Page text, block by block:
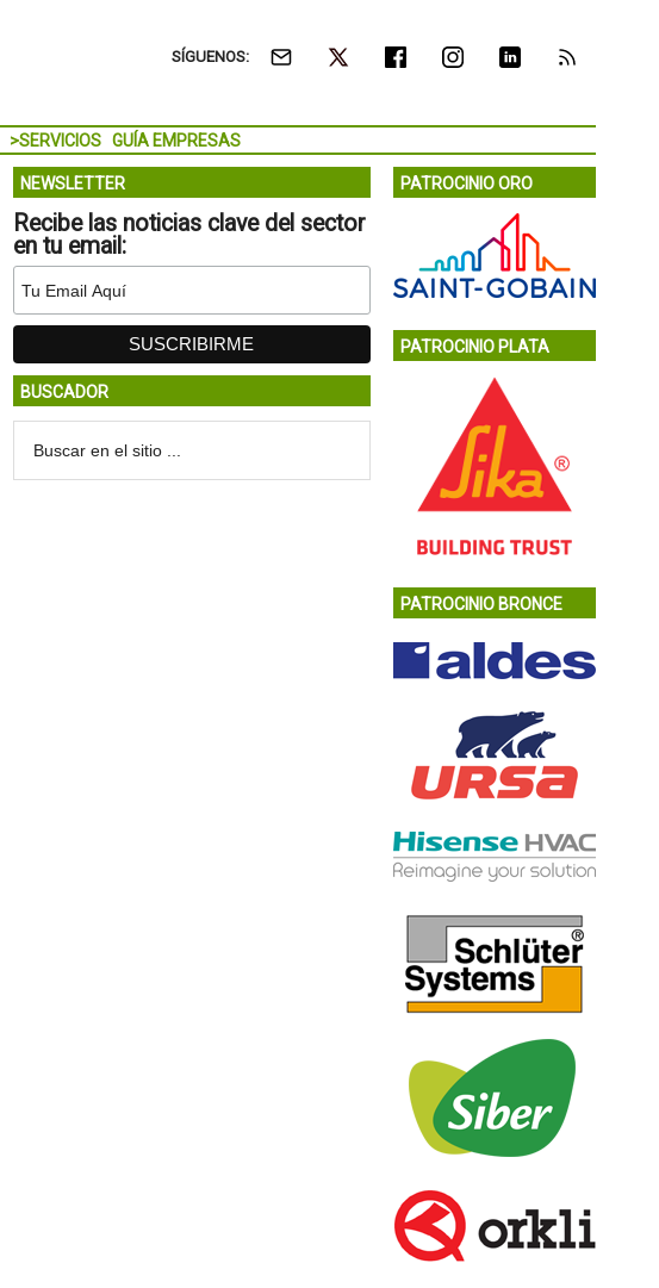
SÍGUENOS:
>SERVICIOS GUÍA EMPRESAS
NEWSLETTER
Recibe las noticias clave del sector
en tu email:
BUSCADOR
PATROCINIO ORO
PATROCINIO PLATA
PATROCINIO BRONCE